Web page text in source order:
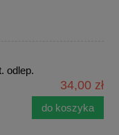
odlep.
34,00 zł
do koszyka